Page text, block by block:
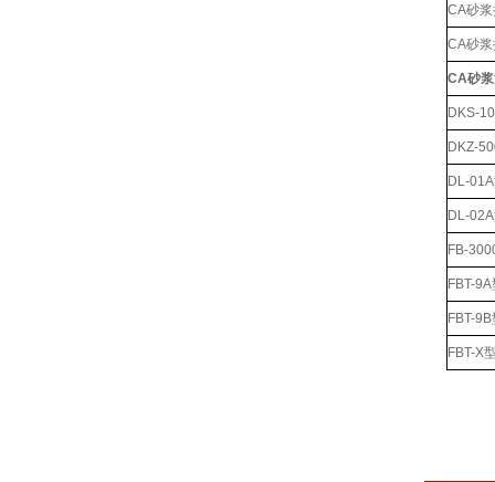
CA砂
CA砂
CA砂
DKS-
DKZ-
DL-
DL-
FB-
FBT-
FBT-
FBT-X